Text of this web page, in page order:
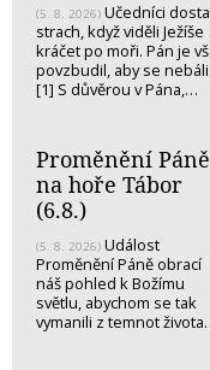
(5. 8. 2026) Učedníci
strach, když viděli Ježíše
kráčet po moři. Pán je
povzbudil, aby se nebáli.
[1] S důvěrou v Pána,…
Proměnění Páně
na hoře Tábor
(6.8.)
(5. 8. 2026) Událost
Proměnění Páně obrací
náš pohled k Božímu
světlu, abychom se tak
vymanili z temnot